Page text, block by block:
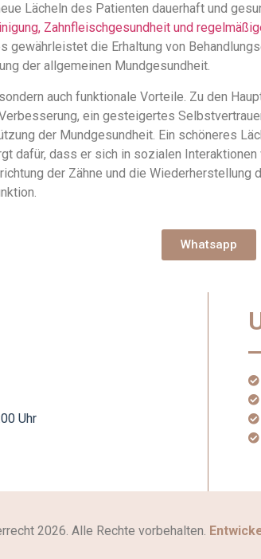
Lächeln des Patienten dauerhaft und
Zahnfleischgesundheit und
gewährleistet die Erhaltung von
der allgemeinen Mundgesundheit.
auch funktionale Vorteile. Zu den
ein gesteigertes
der Mundgesundheit. Ein schöneres
dafür, dass er sich in sozialen Interaktionen
der Zähne und die Wiederherstellung
Whatsapp
Uhr
2026. Alle Rechte vorbehalten.